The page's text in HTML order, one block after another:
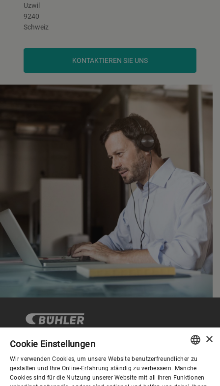
Uzwil
9240
Schweiz
KONTAKTIEREN SIE UNS
Corporate Governance ENGLISH
SPANISH
×
Cookie Einstellungen
Wir verwenden Cookies, um unsere Website benutzerfreundlicher zu
gestalten und Ihre Online-Erfahrung ständig zu verbessern. Manche
Cookies sind für die Nutzung unserer Website mit all ihren Funktionen